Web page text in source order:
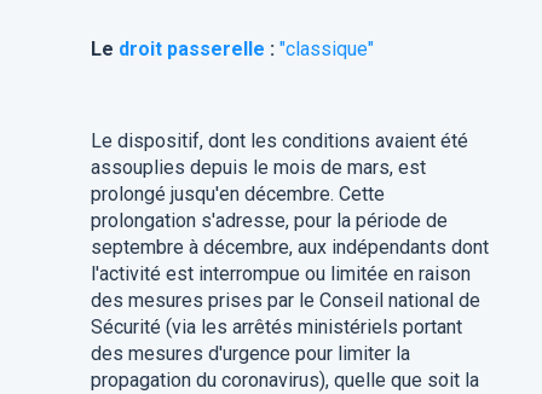
Le droit passerelle : "classique"
Le dispositif, dont les conditions avaient été
assouplies depuis le mois de mars, est
prolongé jusqu'en décembre. Cette
prolongation s'adresse, pour la période de
septembre à décembre, aux indépendants dont
l'activité est interrompue ou limitée en raison
des mesures prises par le Conseil national de
Sécurité (via les arrêtés ministériels portant
des mesures d'urgence pour limiter la
propagation du coronavirus), quelle que soit la